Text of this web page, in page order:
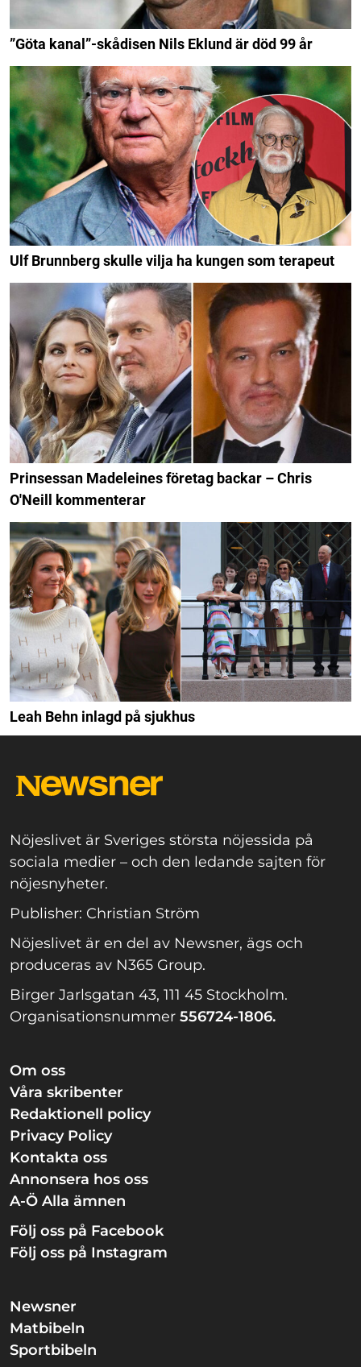
”Göta kanal”-skådisen Nils Eklund är död 99 år
Ulf Brunnberg skulle vilja ha kungen som terapeut
Prinsessan Madeleines företag backar – Chris
O'Neill kommenterar
Leah Behn inlagd på sjukhus
Nöjeslivet är Sveriges största nöjessida på
sociala medier – och den ledande sajten för
nöjesnyheter.
Publisher: Christian Ström
Nöjeslivet är en del av Newsner, ägs och
produceras av N365 Group.
Birger Jarlsgatan 43, 111 45 Stockholm.
Organisationsnummer 556724-1806.
Om oss
Våra skribenter
Redaktionell policy
Privacy Policy
Kontakta oss
Annonsera hos oss
A-Ö Alla ämnen
Följ oss på Facebook
Följ oss på Instagram
Newsner
Matbibeln
Sportbibeln